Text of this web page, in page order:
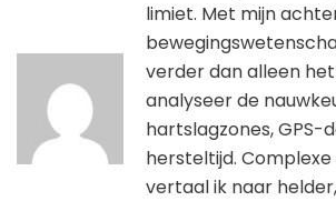
limiet. Met mijn
verder dan alleen het
analyseer de
hartslagzones, GPS-
hersteltijd.
vertaal ik naar